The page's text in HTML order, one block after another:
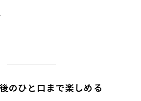
のひと口まで楽しめる